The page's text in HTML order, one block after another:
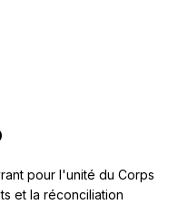
pour l'unité du Corps
et la réconciliation